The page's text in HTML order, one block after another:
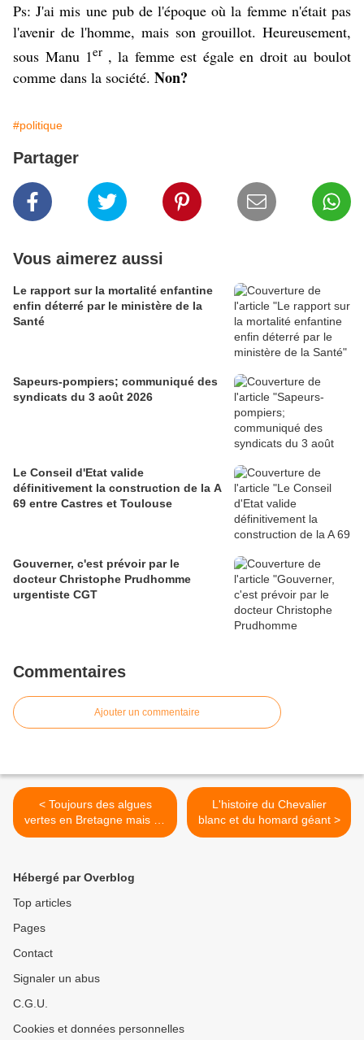
Ps: J'ai mis une pub de l'époque où la femme n'était pas
l'avenir de l'homme, mais son grouillot. Heureusement,
sous Manu 1er , la femme est égale en droit au boulot
comme dans la société. Non?
#politique
Partager
Vous aimerez aussi
Le rapport sur la mortalité enfantine
enfin déterré par le ministère de la
Santé
Sapeurs-pompiers; communiqué des
syndicats du 3 août 2026
Le Conseil d'Etat valide
définitivement la construction de la A
69 entre Castres et Toulouse
Gouverner, c'est prévoir par le
docteur Christophe Prudhomme
urgentiste CGT
Commentaires
Ajouter un commentaire
< Toujours des algues
vertes en Bretagne mais ni-
ni
L'histoire du Chevalier
blanc et du homard géant >
Hébergé par Overblog
Top articles
Pages
Contact
Signaler un abus
C.G.U.
Cookies et données personnelles